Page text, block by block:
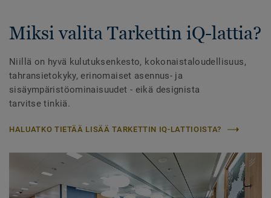
Miksi valita Tarkettin iQ-lattia?
Niillä on hyvä kulutuksenkesto, kokonaistaloudellisuus,
tahransietokyky, erinomaiset asennus- ja
sisäympäristöominaisuudet - eikä designista
tarvitse tinkiä.
HALUATKO TIETÄÄ LISÄÄ TARKETTIN IQ-LATTIOISTA?